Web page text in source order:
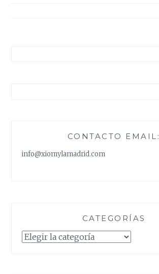
CONTACTO EMAIL:
info@xiomylamadrid.com
CATEGORÍAS
Categorías